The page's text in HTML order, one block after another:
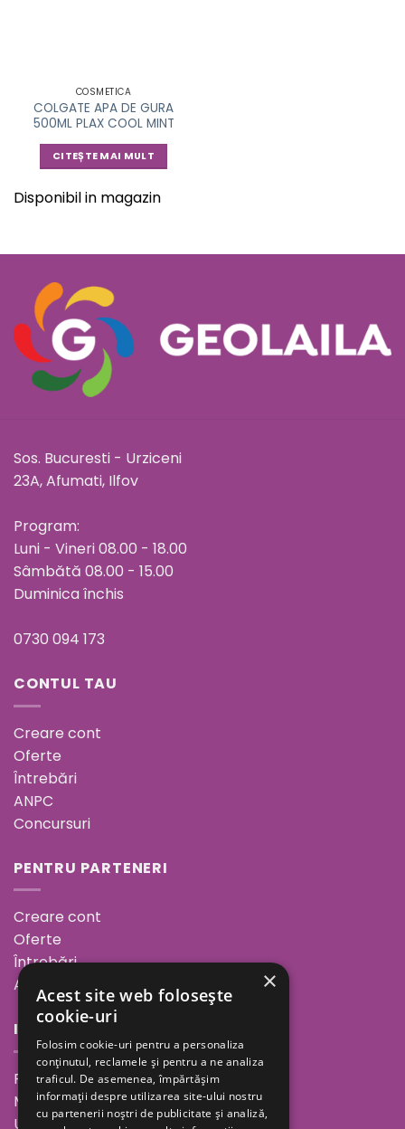
COSMETICA
COLGATE APA DE GURA
500ML PLAX COOL MINT
CITEȘTE MAI MULT
Disponibil in magazin
Sos. Bucuresti - Urziceni
23A, Afumati, Ilfov
Program:
Luni - Vineri 08.00 - 18.00
Sâmbătă 08.00 - 15.00
Duminica închis
0730 094 173
CONTUL TAU
Creare cont
Oferte
Întrebări
ANPC
Concursuri
PENTRU PARTENERI
Creare cont
Oferte
Întrebări
ANPC
INFORMAȚII
Povestea noastră
Minutul de inspirație
Unde ne găsești
×
Acest site web folosește
cookie-uri
Folosim cookie-uri pentru a personaliza
conținutul, reclamele și pentru a ne analiza
traficul. De asemenea, împărtășim
informații despre utilizarea site-ului nostru
cu partenerii noștri de publicitate și analiză,